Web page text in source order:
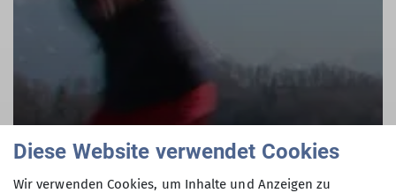
Diese Website verwendet Cookies
Wir verwenden Cookies, um Inhalte und Anzeigen zu